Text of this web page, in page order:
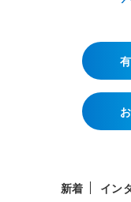
新着 イン